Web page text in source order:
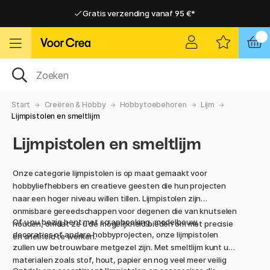
Gratis verzending vanaf 95 €*
Gratis verzending vanaf 95 €*
Start Creëren & Hobby Hobbytoebehoren
Lijm
Lijmpistolen en smeltlijm
Lijmpistolen en smeltlijm
Onze categorie lijmpistolen is op maat gemaakt voor
hobbyliefhebbers en creatieve geesten die hun projecten
naar een hoger niveau willen tillen. Lijmpistolen zijn
onmisbare gereedschappen voor degenen die van knutselen
houden, omdat ze u de mogelijkheid bieden om met precisie
en snelheid te werken.
Of u nu bezig bent met scrapbooking, modelbouw,
decoraties of andere hobbyprojecten, onze lijmpistolen
zullen uw betrouwbare metgezel zijn. Met smeltlijm kunt u
materialen zoals stof, hout, papier en nog veel meer veilig